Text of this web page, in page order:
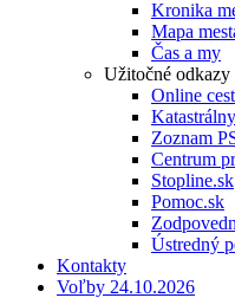
Kronika
Mapa
Čas a my
Užitočné odkazy
Online
Zoznam
Centrum
Stopline.sk
Pomoc.sk
Ústredný
Kontakty
Voľby 24.10.2026